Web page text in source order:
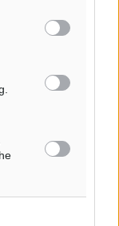
– Ισχυρά
6 περιοχές
τους